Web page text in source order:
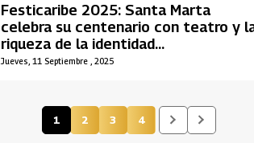
Jueves, 11 Septiembre , 2025
Festicaribe 2025: Santa Marta
celebra su centenario con teatro y
riqueza de la identidad
latinoamericana
Página actual
1 Página
2 Página
3 Página
4